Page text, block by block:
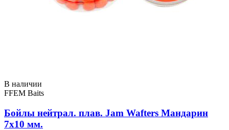
В наличии
FFEM Baits
Бойлы нейтрал. плав. Jam Wafters Мандарин
7x10 мм.